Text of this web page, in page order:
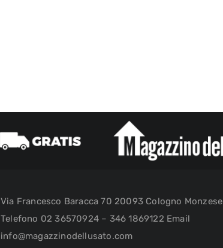
Via Francesco Baracca 70 20093 Cologno Monzese
Telefono 02 36570924 – 346 1869122 Email
info@magazzinodellusato.com